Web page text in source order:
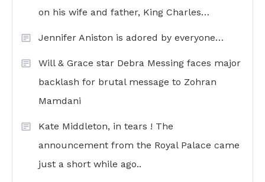
on his wife and father, King Charles…
Jennifer Aniston is adored by everyone…
Will & Grace star Debra Messing faces major
backlash for brutal message to Zohran
Mamdani
Kate Middleton, in tears ! The
announcement from the Royal Palace came
just a short while ago..